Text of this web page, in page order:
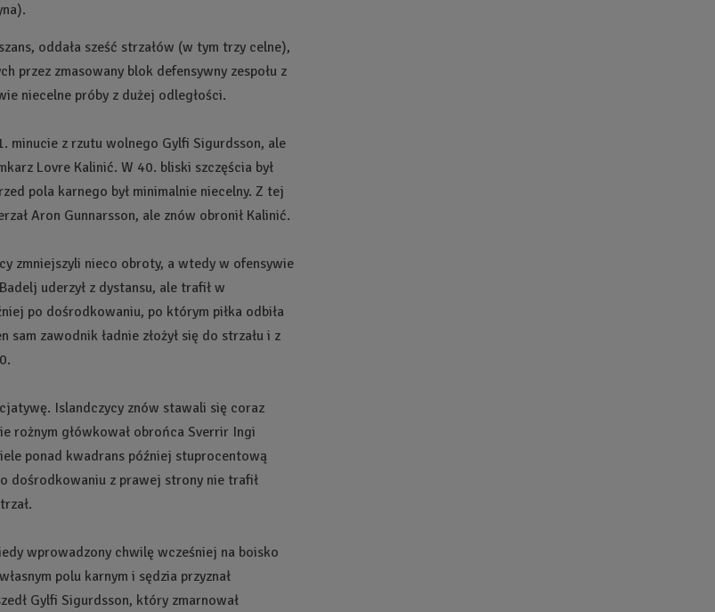
oddała sześć strzałów (w tym trzy celne),
przez zmasowany blok defensywny zespołu z
niecelne próby z dużej odległości.
minucie z rzutu wolnego Gylfi Sigurdsson, ale
Lovre Kalinić. W 40. bliski szczęścia był
pola karnego był minimalnie niecelny. Z tej
Aron Gunnarsson, ale znów obronił Kalinić.
zmniejszyli nieco obroty, a wtedy w ofensywie
uderzył z dystansu, ale trafił w
po dośrodkowaniu, po którym piłka odbiła
zawodnik ładnie złożył się do strzału i z
Islandczycy znów stawali się coraz
rożnym główkował obrońca Sverrir Ingi
ponad kwadrans później stuprocentową
dośrodkowaniu z prawej strony nie trafił
wprowadzony chwilę wcześniej na boisko
polu karnym i sędzia przyznał
Gylfi Sigurdsson, który zmarnował